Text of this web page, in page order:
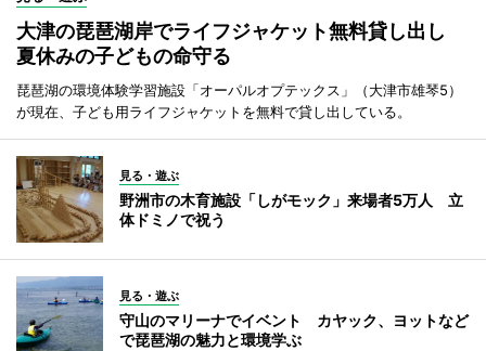
大津の琵琶湖岸でライフジャケット無料貸し出し
夏休みの子どもの命守る
琵琶湖の環境体験学習施設「オーパルオプテックス」（大津市雄琴5）
が現在、子ども用ライフジャケットを無料で貸し出している。
見る・遊ぶ
野洲市の木育施設「しがモック」来場者5万人 立
体ドミノで祝う
見る・遊ぶ
守山のマリーナでイベント カヤック、ヨットなど
で琵琶湖の魅力と環境学ぶ